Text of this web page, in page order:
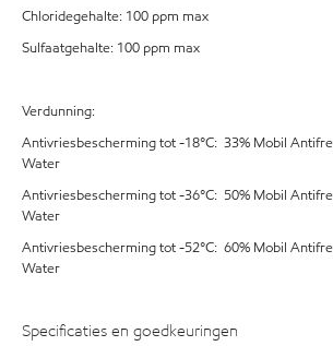
Chloridegehalte: 100 ppm max
Sulfaatgehalte: 100 ppm max
Verdunning:
Antivriesbescherming tot -18°C: 33% Mobil
Water
Antivriesbescherming tot -36°C: 50% Mobil
Water
Antivriesbescherming tot -52°C: 60% Mobil
Water
Specificaties en goedkeuringen